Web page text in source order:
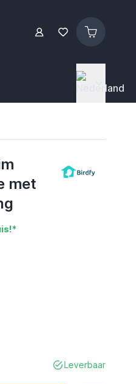
met
Leverbaar